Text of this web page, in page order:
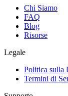
Chi Siamo
FAQ
Blog
Risorse
Legale
Politica sulla
Termini di